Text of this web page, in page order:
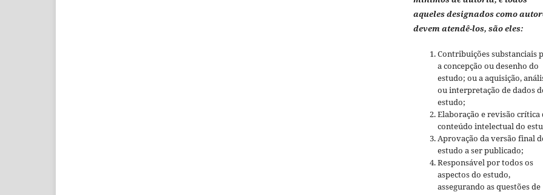
aqueles designados como
devem atendê-los, são eles:
Contribuições substanciais
a concepção ou desenho do
estudo; ou a aquisição,
ou interpretação de dados
estudo;
Elaboração e revisão crítica
conteúdo intelectual do
Aprovação da versão final
estudo a ser publicado;
Responsável por todos os
aspectos do estudo,
assegurando as questões de